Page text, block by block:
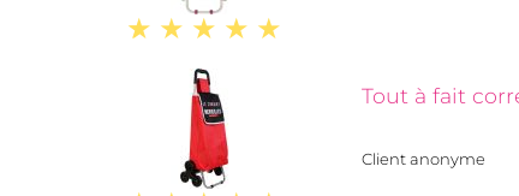
Tout à fait
Client anonyme